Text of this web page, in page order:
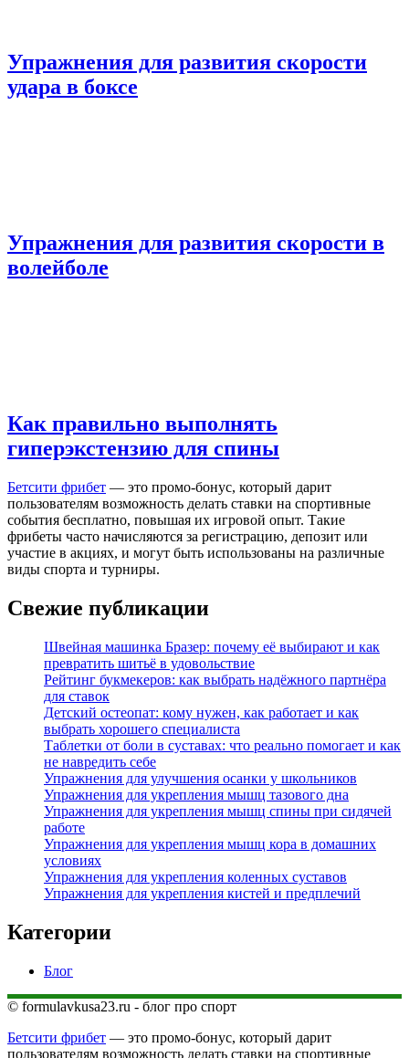
Упражнения для развития скорости
удара в боксе
Упражнения для развития скорости в
волейболе
Как правильно выполнять
гиперэкстензию для спины
Бетсити фрибет — это промо-бонус, который дарит
пользователям возможность делать ставки на спортивные
события бесплатно, повышая их игровой опыт. Такие
фрибеты часто начисляются за регистрацию, депозит или
участие в акциях, и могут быть использованы на различные
виды спорта и турниры.
Свежие публикации
Швейная машинка Бразер: почему её выбирают и как
превратить шитьё в удовольствие
Рейтинг букмекеров: как выбрать надёжного партнёра
для ставок
Детский остеопат: кому нужен, как работает и как
выбрать хорошего специалиста
Таблетки от боли в суставах: что реально помогает и как
не навредить себе
Упражнения для улучшения осанки у школьников
Упражнения для укрепления мышц тазового дна
Упражнения для укрепления мышц спины при сидячей
работе
Упражнения для укрепления мышц кора в домашних
условиях
Упражнения для укрепления коленных суставов
Упражнения для укрепления кистей и предплечий
Категории
Блог
© formulavkusa23.ru - блог про спорт
Бетсити фрибет — это промо-бонус, который дарит
пользователям возможность делать ставки на спортивные